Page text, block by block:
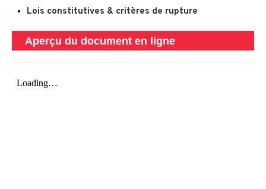
Lois constitutives & critères de rupture
Aperçu du document en ligne